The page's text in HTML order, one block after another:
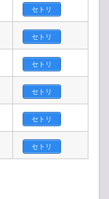
セトリ
セトリ
セトリ
セトリ
セトリ
セトリ